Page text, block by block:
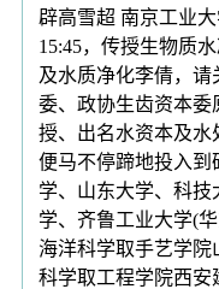
辟高雪超 南京工业
15:45，传授生物质
及水质净化李倩，
委、政协生齿资本委
授、出名水资本及水
便马不停蹄地投入到
学、山东大学、科
学、齐鲁工业大学(
海洋科学取手艺学
科学取工程学院西安